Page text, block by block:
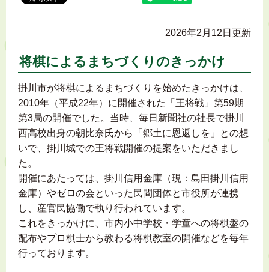
2026年2月12日更新
将棋によるまちづくりのきっかけ
掛川市が将棋によるまちづくりを始めたきっかけは、
2010年（平成22年）に開催された「王将戦」第59期
第3局の開催でした。当時、毎日新聞社の社長で掛川
西高校出身の朝比奈氏から「郷土に恩返しを」との想
いで、掛川城での王将戦開催の提案をいただきまし
た。
開催にあたっては、掛川信用金庫（現：島田掛川信用
金庫）やゼロの会といった民間団体と市役所が連携
し、産官民協働で執り行われています。
これをきっかけに、市内小中学校・学童への将棋盤の
配布やプロ棋士から教わる将棋教室の開催などを毎年
行っております。